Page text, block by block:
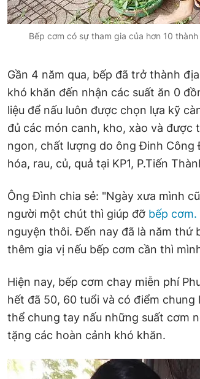
Bếp cơm có sự tham gia của hơn 10
Gần 4 năm qua, bếp đã trở thành
khó khăn đến nhận các suất ăn 0
liệu để nấu luôn được chọn lựa kỹ
đủ các món canh, kho, xào và được
ngon, chất lượng do ông Đinh
hóa, rau, củ, quả tại KP1, P.Tiến
Ông Đình chia sẻ: "Ngày xưa mình
người một chút thì giúp đỡ bếp cơm.
nguyện thôi. Đến nay đã là năm thứ
thêm gia vị nếu bếp cơm cần thì
Hiện nay, bếp cơm chay miễn phí
hết đã 50, 60 tuổi và có điểm
thể chung tay nấu những suất cơm
tặng các hoàn cảnh khó khăn.